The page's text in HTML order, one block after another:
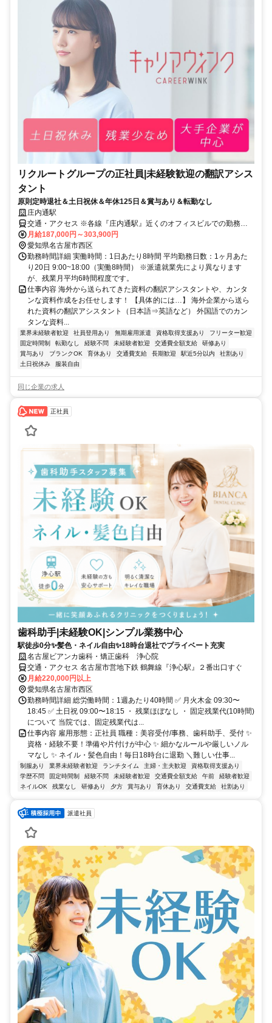
リクルートグループの正社員|未経験歓迎の翻訳アシス
タント
原則定時退社＆土日祝休＆年休125日＆賞与あり＆転勤なし
庄内通駅
交通・アクセス ※各線『庄内通駅』近くのオフィスビルでの勤務と
なります
月給187,000円～303,900円
愛知県名古屋市西区
勤務時間詳細 実働時間：1日あたり8時間 平均勤務日数：1ヶ月あた
り20日 9:00~18:00（実働8時間） ※派遣就業先により異なります
が、残業月平均6時間程度です。
仕事内容 海外から送られてきた資料の翻訳アシスタントや、カンタ
ンな資料作成をお任せします！ 【具体的には…】 海外企業から送ら
れた資料の翻訳アシスタント（日本語⇒英語など） 外国語でのカン
タンな資料...
業界未経験者歓迎 社員登用あり 無期雇用派遣 資格取得支援あり
フリーター歓迎
固定時間制
転勤なし 経験不問 未経験者歓迎 交通費全額支給
研修あり
賞与あり
ブランクOK 育休あり 交通費支給 長期歓迎 駅近5分以内
社割あり
土日祝休み
服装自由
同じ企業の求人
正社員
歯科助手|未経験OK|シンプル業務中心
駅徒歩0分✨髪色・ネイル自由✨18時台退社でプライベート充実
名古屋ビアンカ歯科・矯正歯科 浄心院
交通・アクセス 名古屋市営地下鉄 鶴舞線『浄心駅』２番出口すぐ
月給220,000円以上
愛知県名古屋市西区
勤務時間詳細 総労働時間：1週あたり40時間 ✅ 月火木金 09:30〜
18:45 ✅ 土日祝 09:00〜18:15 ・ 残業ほぼなし ・ 固定残業代(10時間)
について 当院では、固定残業代は...
仕事内容 雇用形態：正社員 職種：美容受付/事務、歯科助手、受付 ✨
資格・経験不要！準備や片付けが中心 ✨ 細かなルールや厳しいノル
マなし ✨ ネイル・髪色自由！毎日18時台に退勤 ＼難しい仕事...
制服あり 業界未経験者歓迎 ランチタイム 主婦・主夫歓迎
資格取得支援あり
学歴不問
固定時間制 経験不問 未経験者歓迎 交通費全額支給 午前
経験者歓迎
ネイルOK
残業なし 研修あり 夕方 賞与あり 育休あり 交通費支給 社割あり
派遣社員